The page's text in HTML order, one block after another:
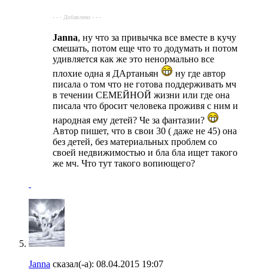
- - - Добавлено - - -
Janna, ну что за привычка все вместе в кучу
смешать, потом еще что то додумать и потом
удивляется как же это ненормально все
плохие одна я ДАртаньян
ну где автор
писала о том что не готова поддерживать мч
в течении СЕМЕЙНОЙ жизни или где она
писала что бросит человека проживя с ним и
народная ему детей? Че за фантазии?
Автор пишет, что в свои 30 ( даже не 45) она
без детей, без материальных проблем со
своей недвижимостью и бла бла ищет такого
же мч. Что тут такого вопиющего?
Janna сказал(-а): 08.04.2015 19:07